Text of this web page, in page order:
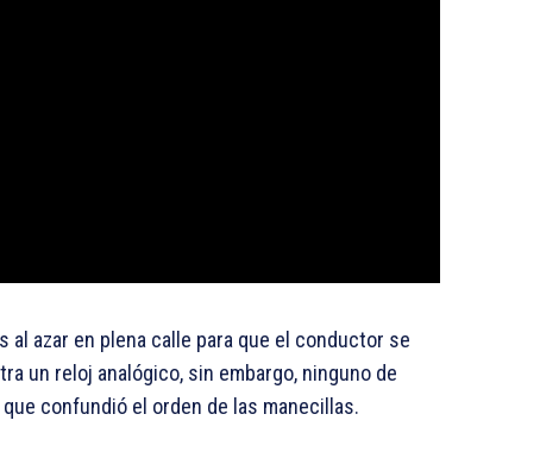
azar en plena calle para que el conductor se
un reloj analógico, sin embargo, ninguno de
confundió el orden de las manecillas.